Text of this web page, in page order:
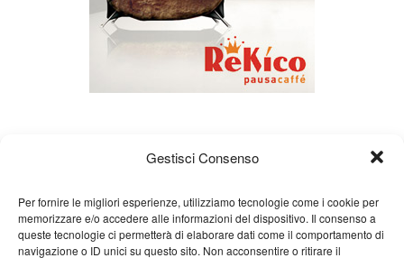
Gestisci Consenso
Per fornire le migliori esperienze, utilizziamo tecnologie come i cookie per
memorizzare e/o accedere alle informazioni del dispositivo. Il consenso a
queste tecnologie ci permetterà di elaborare dati come il comportamento di
navigazione o ID unici su questo sito. Non acconsentire o ritirare il
Chi siamo Gian Carlo Minardi Gear